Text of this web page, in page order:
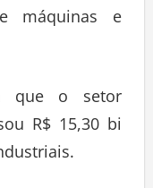
máquinas e
que o setor
R$ 15,30 bi